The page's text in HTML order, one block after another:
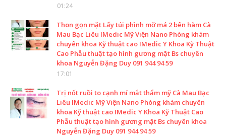
01:24
Thon gọn mặt Lấy túi phình mỡ má 2 bên hàm Cà
Mau Bạc Liêu IMedic Mỹ Viện Nano Phòng khám
chuyên khoa Kỹ thuật cao IMedic Y Khoa Kỹ Thuật
Cao Phẫu thuật tạo hình gương mặt Bs chuyên
khoa Nguyễn Đặng Duy 091 944 94 59
17:01
Trị nốt ruồi to cạnh mí mắt thẩm mỹ Cà Mau Bạc
Liêu IMedic Mỹ Viện Nano Phòng khám chuyên
khoa Kỹ thuật cao IMedic Y Khoa Kỹ Thuật Cao
Phẫu thuật tạo hình gương mặt Bs chuyên khoa
Nguyễn Đặng Duy 091 944 94 59